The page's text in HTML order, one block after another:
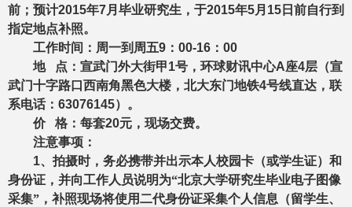
前 ；预计2015年7月毕业研究生，于2015年5月 15 日前自行到
指定地点补照。
工作时间：周一到周五9 ： 00-16 ： 00
地
点：宣武门外大街甲1号，环球财讯中心A座4层（宣
武门十字路口西南角黑色大楼，北大东门地铁4号线直达，联
系电话： 63076145）。
价
格：每套20元，现场交费。
注意事项：
1、拍摄时， 务必携带并出示本人校园卡（或学生证）和
身份证，并向工作人员说明为“北京大学研究生毕业电子图像
采集”，补照现场将使用二代身份证采集个人信息（留学生、